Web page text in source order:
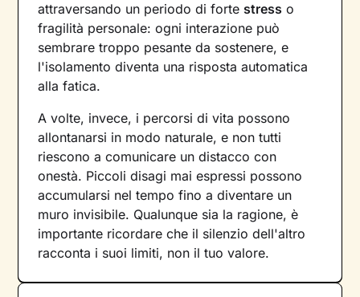
attraversando un periodo di forte stress o
fragilità personale: ogni interazione può
sembrare troppo pesante da sostenere, e
l'isolamento diventa una risposta automatica
alla fatica.
A volte, invece, i percorsi di vita possono
allontanarsi in modo naturale, e non tutti
riescono a comunicare un distacco con
onestà. Piccoli disagi mai espressi possono
accumularsi nel tempo fino a diventare un
muro invisibile. Qualunque sia la ragione, è
importante ricordare che il silenzio dell'altro
racconta i suoi limiti, non il tuo valore.